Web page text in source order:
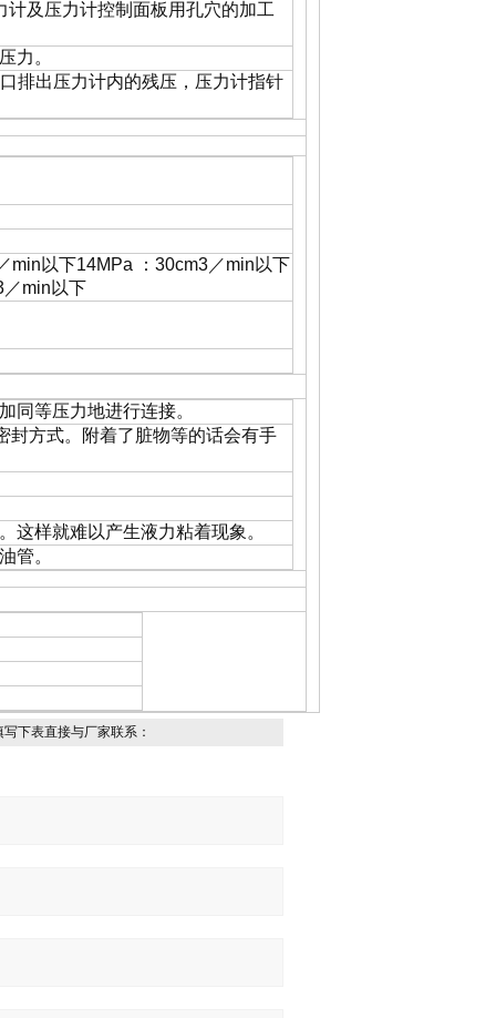
及压力计控制面板用孔穴的加工
力。
排出压力计内的残压，压力计指针
min以下14MPa ：30cm3／min以下
min以下
同等压力地进行连接。
封方式。附着了脏物等的话会有手
这样就难以产生液力粘着现象。
管。
下表直接与厂家联系：